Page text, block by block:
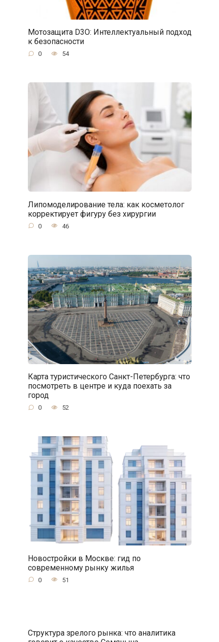
Мотозащита D3O: Интеллектуальный подход
к безопасности
0 54
Липомоделирование тела: как косметолог
корректирует фигуру без хирургии
0 46
Карта туристического Санкт-Петербурга: что
посмотреть в центре и куда поехать за
город
0 52
Новостройки в Москве: гид по
современному рынку жилья
0 51
Структура зрелого рынка: что аналитика